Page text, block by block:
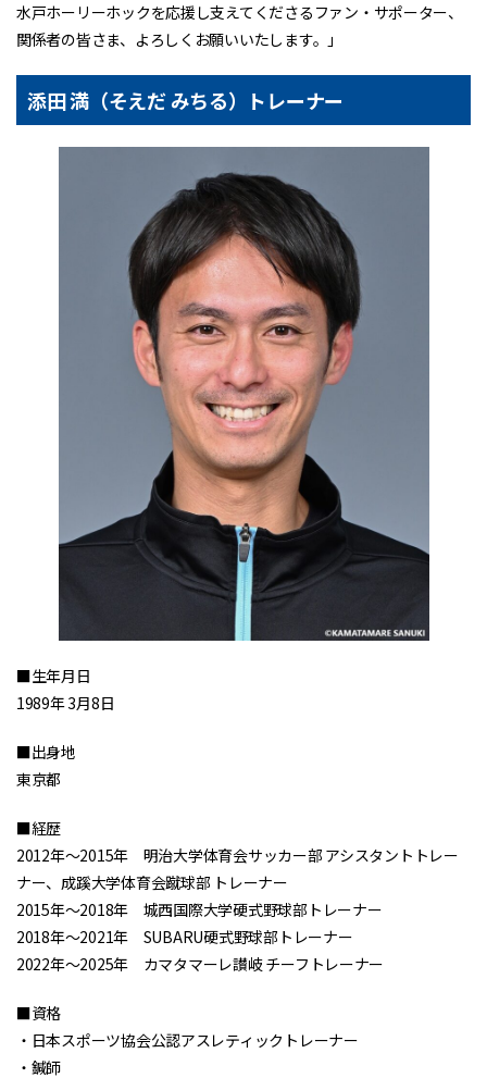
水戸ホーリーホックを応援し支えてくださるファン・サポーター、
関係者の皆さま、よろしくお願いいたします。」
添田 満（そえだ みちる）トレーナー
■生年月日
1989年 3月8日
■出身地
東京都
■経歴
2012年～2015年 明治大学体育会サッカー部 アシスタントトレー
ナー、成蹊大学体育会蹴球部 トレーナー
2015年～2018年 城西国際大学硬式野球部トレーナー
2018年～2021年 SUBARU硬式野球部トレーナー
2022年～2025年 カマタマーレ讃岐 チーフトレーナー
■資格
・日本スポーツ協会公認アスレティックトレーナー
・鍼師